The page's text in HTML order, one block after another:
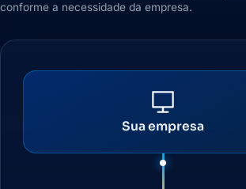
conforme a necessidade da empresa.
Sua empresa